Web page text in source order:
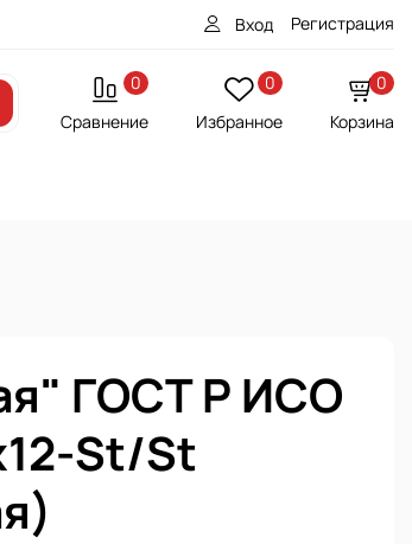
Вход Регистрация
0
Сравнение
0
Избранное
0
Корзина
ГОСТ Р ИСО
St/St